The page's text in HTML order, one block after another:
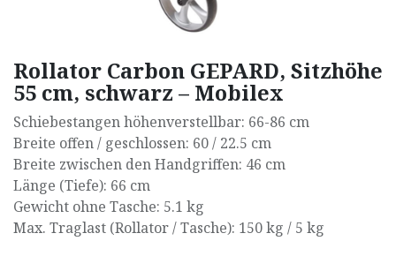
Rollator Carbon GEPARD, Sitzhöhe
55 cm, schwarz – Mobilex
Schiebestangen höhenverstellbar: 66-86 cm
Breite offen / geschlossen: 60 / 22.5 cm
Breite zwischen den Handgriffen: 46 cm
Länge (Tiefe): 66 cm
Gewicht ohne Tasche: 5.1 kg
Max. Traglast (Rollator / Tasche): 150 kg / 5 kg